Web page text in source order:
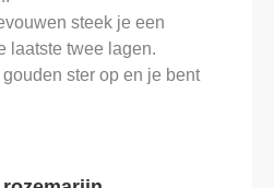
steek je een
laatste twee lagen.
ster op en je bent